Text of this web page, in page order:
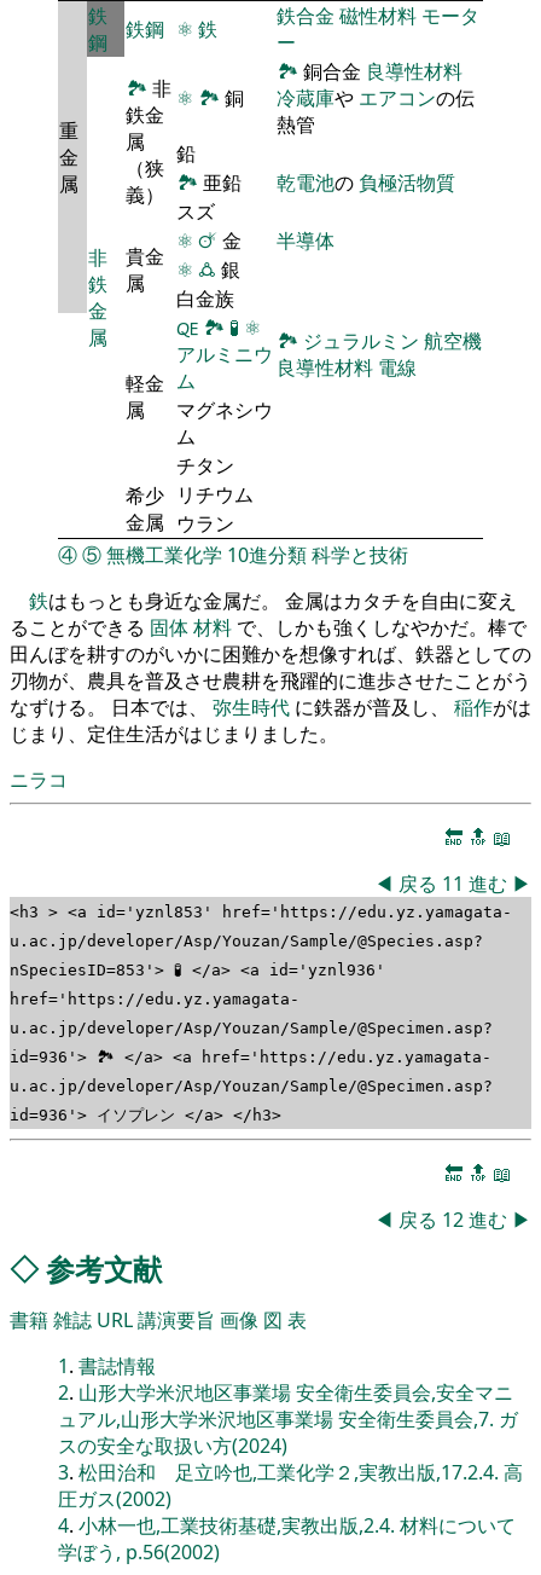
重
金
属
鉄
鋼
鉄鋼 ⚛ 鉄 鉄合金 磁性材料 モータ
ー
非
鉄
金
属
🏞 非
鉄金
属
（狭
義）
⚛ 🏞 銅
🏞 銅合金 良導性材料
冷蔵庫や エアコンの伝
熱管
鉛
🏞 亜鉛 乾電池の 負極活物質
スズ
貴金
属
⚛ 🜚 金
半導体
⚛ 🜛 銀
白金族
軽金
属
🜀 🏞 🧪 ⚛
アルミニウ
ム
🏞 ジュラルミン 航空機
良導性材料 電線
マグネシウ
ム
チタン
希少
金属
リチウム
ウラン
④⑤無機工業化学 10進分類科学と技術
鉄はもっとも身近な金属だ。 金属はカタチを自由に変え
ることができる 固体材料 で、しかも強くしなやかだ。棒で
田んぼを耕すのがいかに困難かを想像すれば、鉄器としての
刃物が、農具を普及させ農耕を飛躍的に進歩させたことがう
なずける。 日本では、 弥生時代 に鉄器が普及し、 稲作がは
じまり、定住生活がはじまりました。
ニラコ
🔚 🔝 📖
◀ 戻る 11 進む ▶
<h3 > <a id='yznl853' href='https://edu.yz.yamagata-
u.ac.jp/developer/Asp/Youzan/Sample/@Species.asp?
nSpeciesID=853'> 🧪 </a> <a id='yznl936'
href='https://edu.yz.yamagata-
u.ac.jp/developer/Asp/Youzan/Sample/@Specimen.asp?
id=936'> 🏞 </a> <a href='https://edu.yz.yamagata-
u.ac.jp/developer/Asp/Youzan/Sample/@Specimen.asp?
id=936'> イソプレン </a> </h3>
🔚 🔝 📖
◀ 戻る 12進む ▶
◇参考文献
書籍雑誌 URL講演要旨 画像 図 表
1. 書誌情報
2. 山形大学米沢地区事業場 安全衛生委員会,安全マニ
ュアル,山形大学米沢地区事業場 安全衛生委員会,7. ガ
スの安全な取扱い方(2024)
3. 松田治和 足立吟也,工業化学２,実教出版,17.2.4. 高
圧ガス(2002)
4. 小林一也,工業技術基礎,実教出版,2.4. 材料について
学ぼう, p.56(2002)